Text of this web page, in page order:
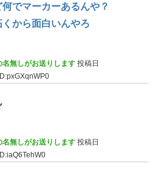
でマーカーあるんや？
から面白いんやろ
無しがお送りします 投稿日
ID:pxGXqnWP0
無しがお送りします 投稿日